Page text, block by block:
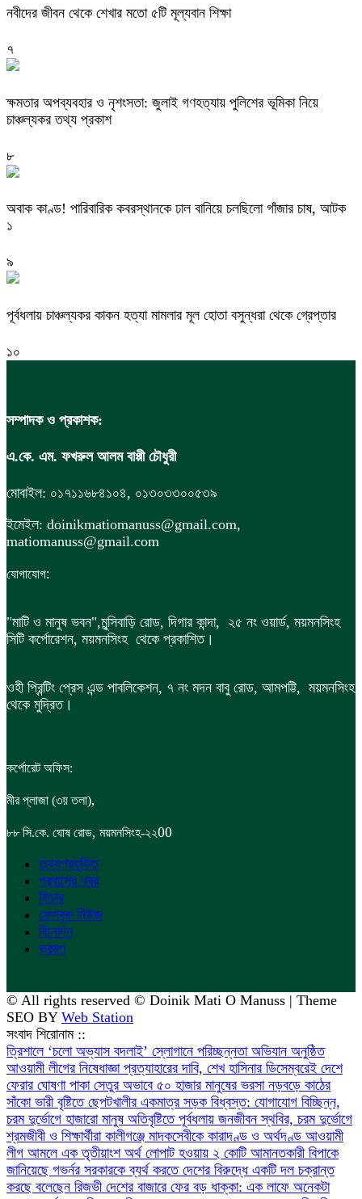
নবীদের জীবন থেকে শেখার মতো ৫টি মূল্যবান শিক্ষা
৭
ক্ষমতার অপব্যবহার ও নৃশংসতা: জুলাই গণহত্যায় পুলিশের ভূমিকা নিয়ে
চাঞ্চল্যকর তথ্য প্রকাশ
৮
অবাক কাণ্ড! পারিবারিক কবরস্থানকে ঢাল বানিয়ে চলছিলো গাঁজার চাষ, আটক
১
৯
পূর্বধলায় চাঞ্চল্যকর কাকন হত্যা মামলার মূল হোতা বসুন্ধরা থেকে গ্রেপ্তার
১০
সম্পাদক ও প্রকাশক:
এ.কে. এম. ফখরুল আলম বাপ্পী চৌধুরী
মোবাইল: ০১৭১১৬৮৪১০৪, ০১৩০৩৩০০৫৩৯
ইমেইল: doinikmatiomanuss@gmail.com,
matiomanuss@gmail.com
যোগাযোগ:
"মাটি ও মানুষ ভবন",মুন্সিবাড়ি রোড, দিগার কান্দা, ২৫ নং ওয়ার্ড, ময়মনসিংহ
সিটি কর্পোরেশন, ময়মনসিংহ থেকে প্রকাশিত।
ওহী প্রিন্টিং প্রেস এন্ড পাবলিকেশন, ৭ নং মদন বাবু রোড, আমপট্টি, ময়মনসিংহ
থেকে মুদ্রিত।
কর্পোরেট অফিস:
মীর প্লাজা (৩য় তলা),
৮৮ সি.কে. ঘোষ রোড, ময়মনসিংহ-২২00
তথ্যপ্রযুক্তি
প্রবাসের খবর
ফিচার
ফেসবুক নিউজ
বিনোদন
ভ্রমণ
© All rights reserved © Doinik Mati O Manuss | Theme
SEO BY Web Station
সংবাদ শিরোনাম ::
‎ত্রিশালে ‘চলো অভ্যাস বদলাই’ স্লোগানে পরিচ্ছন্নতা অভিযান অনুষ্ঠিত
আওয়ামী লীগের নিষেধাজ্ঞা প্রত্যাহারের দাবি, শেখ হাসিনার ডিসেম্বরেই দেশে
ফেরার ঘোষণা পাকা সেতুর অভাবে ৫০ হাজার মানুষের ভরসা নড়বড়ে কাঠের
সাঁকো ভারী বৃষ্টিতে ছেপটখালীর একমাত্র সড়ক বিধ্বস্ত: যোগাযোগ বিচ্ছিন্ন,
চরম দুর্ভোগে হাজারো মানুষ অতিবৃষ্টিতে পূর্বধলায় জনজীবন স্থবির, চরম দুর্ভোগে
শ্রমজীবী ও শিক্ষার্থীরা কালীগঞ্জে মাদকসেবীকে কারাদণ্ড ও অর্থদণ্ড আওয়ামী
লীগ আমলে এক তৃতীয়াংশ অর্থ লোপাট হওয়ায় ২ কোটি আমানতকারী বিপাকে
জানিয়েছে গভর্নর সরকারকে ব্যর্থ করতে দেশের বিরুদ্ধে একটি দল চক্রান্ত
করছে বলেছেন রিজভী দেশের বাজারে ফের বড় ধাক্কা: এক লাফে অনেকটা